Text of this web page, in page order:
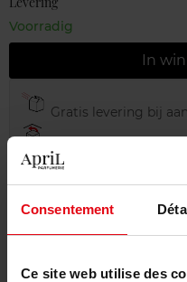
Consentement
Ce site web utilise des
Voorradig
In
Gratis levering bij
Gratis verpakking